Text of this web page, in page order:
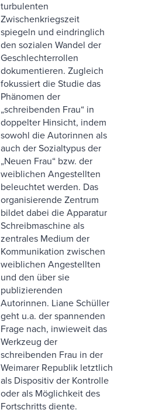
turbulenten
Zwischenkriegszeit
spiegeln und eindringlich
den sozialen Wandel der
Geschlechterrollen
dokumentieren. Zugleich
fokussiert die Studie das
Phänomen der
„schreibenden Frau“ in
doppelter Hinsicht, indem
sowohl die Autorinnen als
auch der Sozialtypus der
„Neuen Frau“ bzw. der
weiblichen Angestellten
beleuchtet werden. Das
organisierende Zentrum
bildet dabei die Apparatur
Schreibmaschine als
zentrales Medium der
Kommunikation zwischen
weiblichen Angestellten
und den über sie
publizierenden
Autorinnen. Liane Schüller
geht u.a. der spannenden
Frage nach, inwieweit das
Werkzeug der
schreibenden Frau in der
Weimarer Republik letztlich
als Dispositiv der Kontrolle
oder als Möglichkeit des
Fortschritts diente.